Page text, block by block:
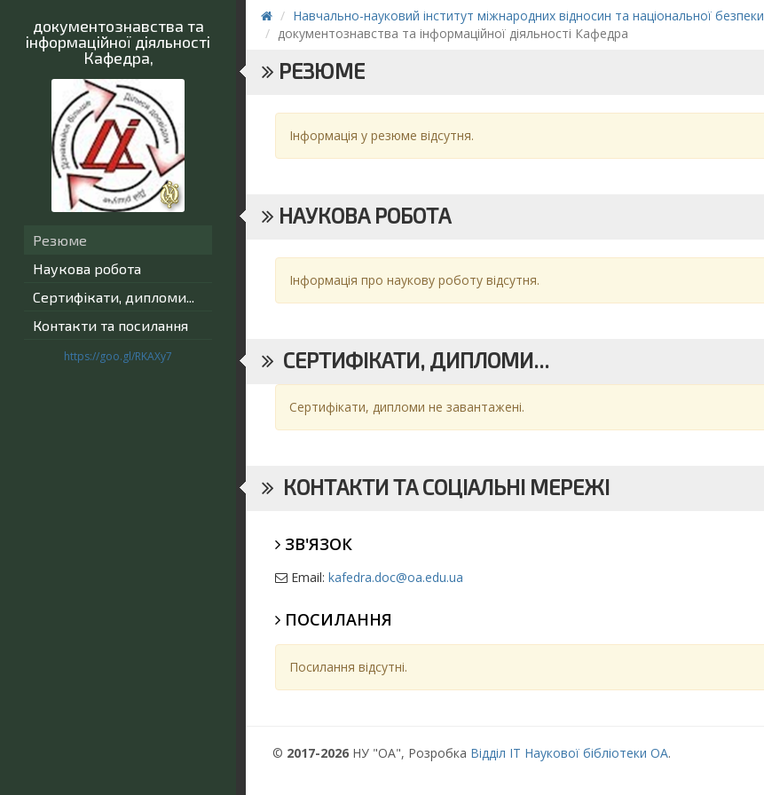
документознавства та
інформаційної діяльності
Кафедра,
Резюме
Наукова робота
Сертифікати, дипломи...
Контакти та посилання
https://goo.gl/RKAXy7
Навчально-науковий інститут міжнародних відносин та національної безпеки
документознавства та інформаційної діяльності Кафедра
РЕЗЮМЕ
Інформація у резюме відсутня.
НАУКОВА РОБОТА
Інформація про наукову роботу відсутня.
СЕРТИФІКАТИ, ДИПЛОМИ...
Сертифікати, дипломи не завантажені.
КОНТАКТИ ТА СОЦІАЛЬНІ МЕРЕЖІ
ЗВ'ЯЗОК
Email: kafedra.doc@oa.edu.ua
ПОСИЛАННЯ
Посилання відсутні.
© 2017-2026 НУ "ОА", Розробка Відділ ІТ Наукової бібліотеки ОА.